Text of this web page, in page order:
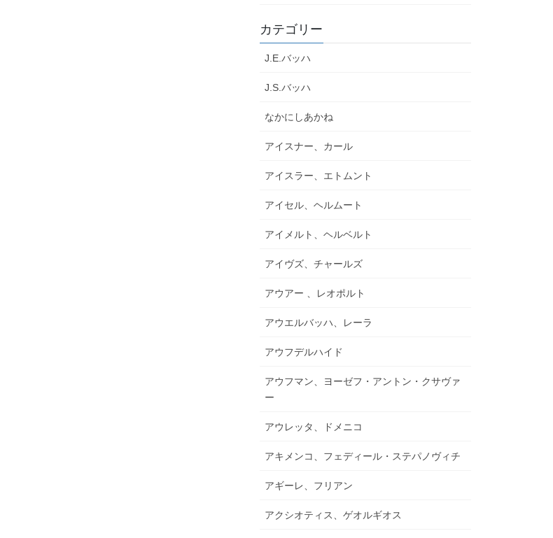
カテゴリー
J.E.バッハ
J.S.バッハ
なかにしあかね
アイスナー、カール
アイスラー、エトムント
アイセル、ヘルムート
アイメルト、ヘルベルト
アイヴズ、チャールズ
アウアー 、レオポルト
アウエルバッハ、レーラ
アウフデルハイド
アウフマン、ヨーゼフ・アントン・クサヴァ
ー
アウレッタ、ドメニコ
アキメンコ、フェディール・ステパノヴィチ
アギーレ、フリアン
アクシオティス、ゲオルギオス